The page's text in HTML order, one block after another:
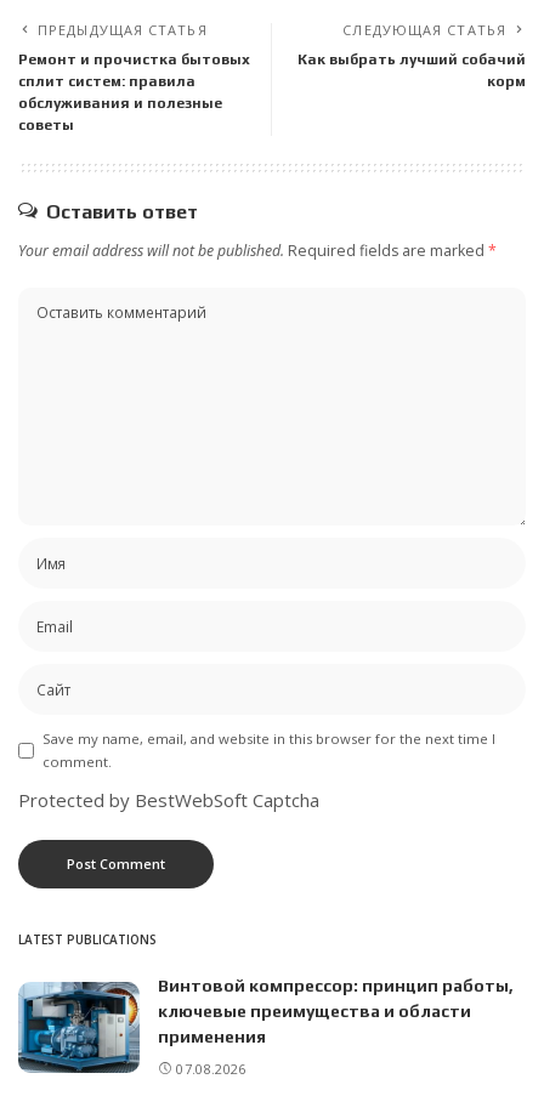
ПРЕДЫДУЩАЯ СТАТЬЯ
Ремонт и прочистка бытовых
сплит систем: правила
обслуживания и полезные
советы
СЛЕДУЮЩАЯ СТАТЬЯ
Как выбрать лучший собачий
корм
Оставить ответ
Your email address will not be published. Required fields are marked *
Save my name, email, and website in this browser for the next time I
comment.
Protected by BestWebSoft Captcha
LATEST PUBLICATIONS
Винтовой компрессор: принцип работы,
ключевые преимущества и области
применения
07.08.2026